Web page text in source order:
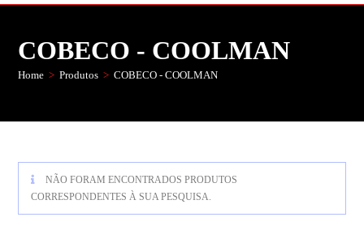
COBECO - COOLMAN
Home > Produtos > COBECO - COOLMAN
NÃO FORAM ENCONTRADOS PRODUTOS
CORRESPONDENTES À SUA PESQUISA.